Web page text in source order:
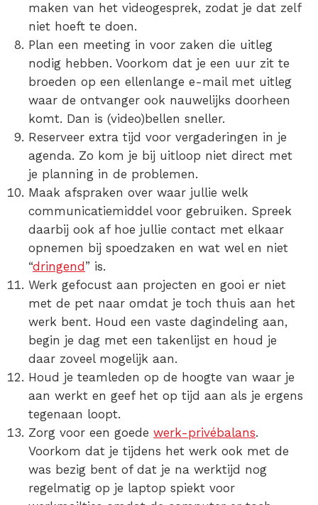
maken van het videogesprek, zodat je dat zelf
niet hoeft te doen.
Plan een meeting in voor zaken die uitleg
nodig hebben. Voorkom dat je een uur zit te
broeden op een ellenlange e-mail met uitleg
waar de ontvanger ook nauwelijks doorheen
komt. Dan is (video)bellen sneller.
Reserveer extra tijd voor vergaderingen in je
agenda. Zo kom je bij uitloop niet direct met
je planning in de problemen.
Maak afspraken over waar jullie welk
communicatiemiddel voor gebruiken. Spreek
daarbij ook af hoe jullie contact met elkaar
opnemen bij spoedzaken en wat wel en niet
“dringend ” is.
Werk gefocust aan projecten en gooi er niet
met de pet naar omdat je toch thuis aan het
werk bent. Houd een vaste dagindeling aan,
begin je dag met een takenlijst en houd je
daar zoveel mogelijk aan.
Houd je teamleden op de hoogte van waar je
aan werkt en geef het op tijd aan als je ergens
tegenaan loopt.
Zorg voor een goede werk-privébalans.
Voorkom dat je tijdens het werk ook met de
was bezig bent of dat je na werktijd nog
regelmatig op je laptop spiekt voor